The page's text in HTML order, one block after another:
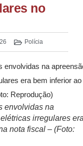
no
Polícia
envolvidas na
irregulares
nota fiscal – (Foto: